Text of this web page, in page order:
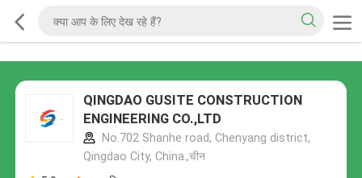
QINGDAO GUSITE CONSTRUCTION
ENGINEERING CO.,LTD
No.702 Shanhe road, Chenyang district,
Qingdao City, China.,चीन